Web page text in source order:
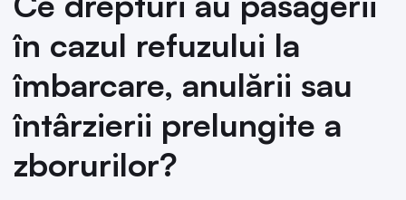
în cazul refuzului la
îmbarcare, anulării sau
întârzierii prelungite a
zborurilor?